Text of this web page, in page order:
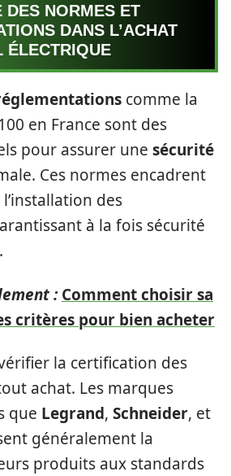
DES NORMES ET
DANS L’ACHAT
ÉLECTRIQUE
comme la
en France sont des
pour assurer une sécurité
Ces normes encadrent
des
à la fois sécurité
: Comment choisir sa
critères pour bien acheter
la certification des
achat. Les marques
que Legrand, Schneider, et
généralement la
produits aux standards